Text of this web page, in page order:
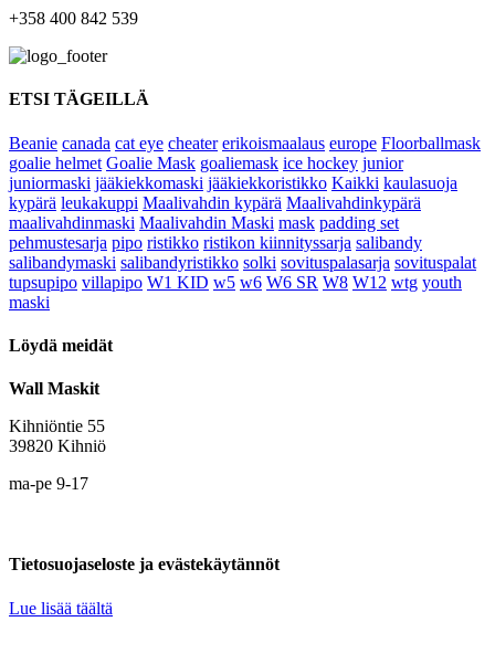
+358 400 842 539
ETSI TÄGEILLÄ
Beanie canada cat eye cheater erikoismaalaus europe Floorballmask
goalie helmet Goalie Mask goaliemask ice hockey junior
juniormaski jääkiekkomaski jääkiekkoristikko Kaikki kaulasuoja
kypärä leukakuppi Maalivahdin kypärä Maalivahdinkypärä
maalivahdinmaski Maalivahdin Maski mask padding set
pehmustesarja pipo ristikko ristikon kiinnityssarja salibandy
salibandymaski salibandyristikko solki sovituspalasarja sovituspalat
tupsupipo villapipo W1 KID w5 w6 W6 SR W8 W12 wtg youth
maski
Löydä meidät
Wall Maskit
Kihniöntie 55
39820 Kihniö
ma-pe 9-17
Tietosuojaseloste ja evästekäytännöt
Lue lisää täältä